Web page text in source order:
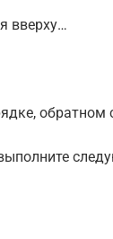
вверху…
обратном